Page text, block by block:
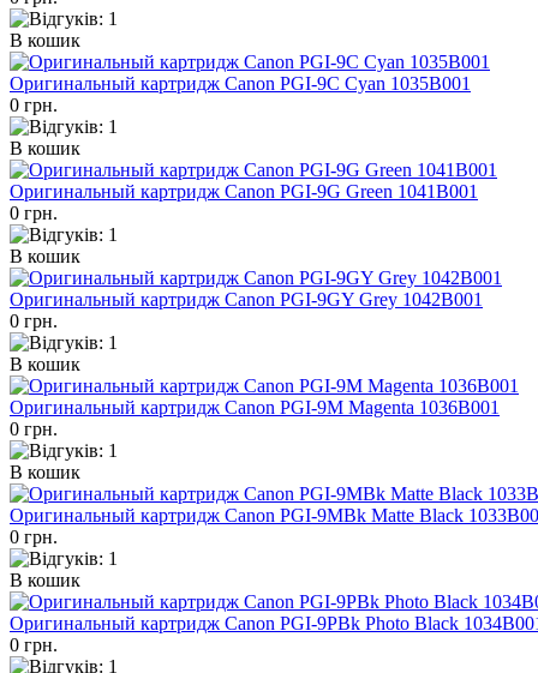
В кошик
Оригинальный картридж Canon PGI-9C Cyan 1035B001
0 грн.
В кошик
Оригинальный картридж Canon PGI-9G Green 1041B001
0 грн.
В кошик
Оригинальный картридж Canon PGI-9GY Grey 1042B001
0 грн.
В кошик
Оригинальный картридж Canon PGI-9M Magenta 1036B001
0 грн.
В кошик
Оригинальный картридж Canon PGI-9MBk Matte Black
0 грн.
В кошик
Оригинальный картридж Canon PGI-9PBk Photo Black
0 грн.